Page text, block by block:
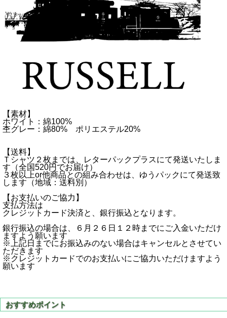
【素材】
ホワイト：綿100%
杢グレー：綿80% ポリエステル20%
【送料】
Ｔシャツ２枚までは、レターパックプラスにて発送いたしま
す（全国520円でお届け）
３枚以上or他商品との組み合わせは、ゆうパックにて発送致
します（地域：送料別）
【お支払いのご協力】
支払方法は
クレジットカード決済と、銀行振込となります。
銀行振込の場合は、６月２６日１２時までにご入金いただけ
ますよう願います
※上記日までにお振込みのない場合はキャンセルとさせてい
ただきます
※クレジットカードでのお支払いにご協力いただけますよう
願います